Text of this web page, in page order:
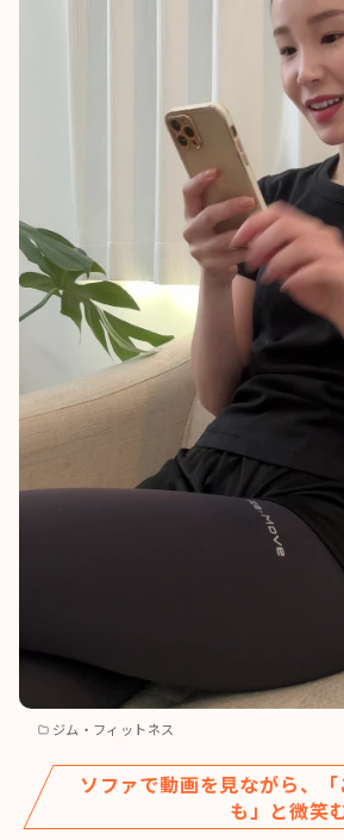
ジム・フィットネス
ソファで動画を見ながら、
も」と微笑